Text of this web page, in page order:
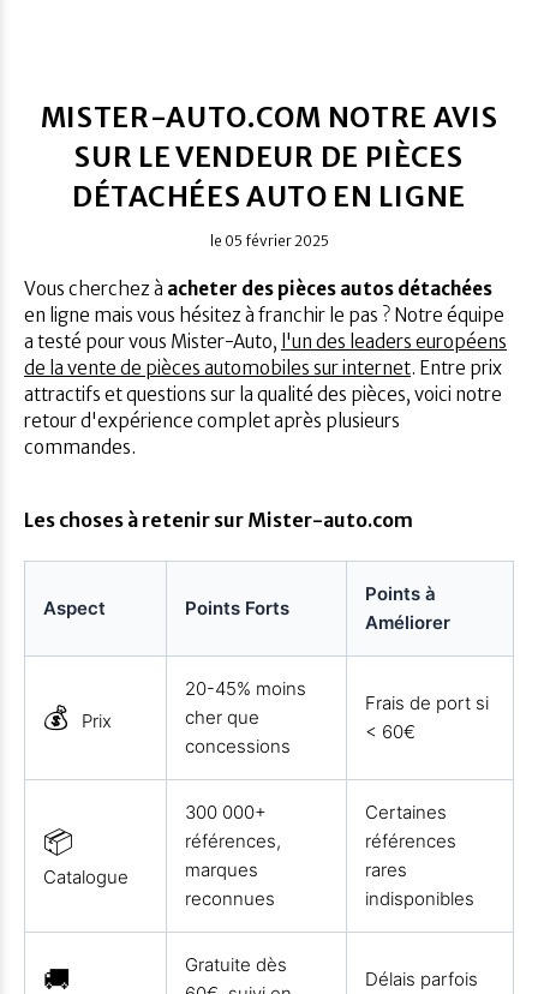
MISTER-AUTO.COM NOTRE AVIS
SUR LE VENDEUR DE PIÈCES
DÉTACHÉES AUTO EN LIGNE
le 05 février 2025
Vous cherchez à acheter des pièces autos détachées
en ligne mais vous hésitez à franchir le pas ? Notre équipe
a testé pour vous Mister-Auto, l'un des leaders européens
de la vente de pièces automobiles sur internet. Entre prix
attractifs et questions sur la qualité des pièces, voici notre
retour d'expérience complet après plusieurs
commandes.
Les choses à retenir sur Mister-auto.com
Aspect Points Forts
Points à
Améliorer
💰 Prix
20-45% moins
cher que
concessions
Frais de port si
< 60€
📦
Catalogue
300 000+
références,
marques
reconnues
Certaines
références
rares
indisponibles
🚚
Gratuite dès
Délais parfois